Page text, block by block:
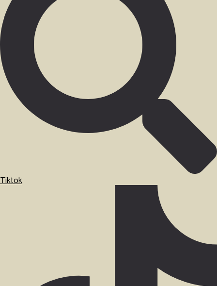
Tiktok